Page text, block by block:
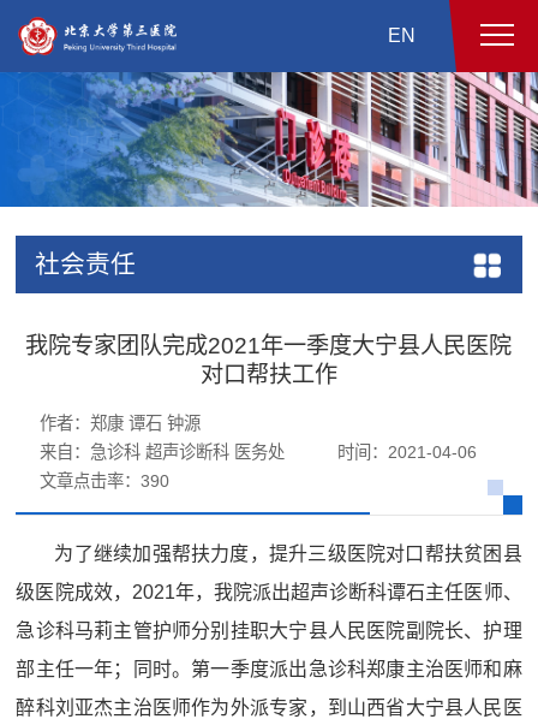
EN
社会责任
我院专家团队完成2021年一季度大宁县人民医院
对口帮扶工作
作者：郑康 谭石 钟源
来自：急诊科 超声诊断科 医务处
时间：2021-04-06
文章点击率：390
为了继续加强帮扶力度，提升三级医院对口帮扶贫困县
级医院成效，2021年，我院派出超声诊断科谭石主任医师、
急诊科马莉主管护师分别挂职大宁县人民医院副院长、护理
部主任一年；同时。第一季度派出急诊科郑康主治医师和麻
醉科刘亚杰主治医师作为外派专家，到山西省大宁县人民医